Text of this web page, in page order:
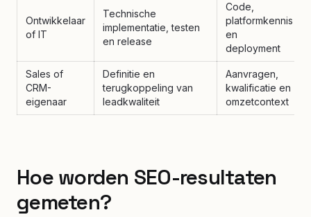
Ontwikkelaar
of IT
Technische
implementatie, testen
en release
Code,
platformkennis
en
deployment
Sales of
CRM-
eigenaar
Definitie en
terugkoppeling van
leadkwaliteit
Aanvragen,
kwalificatie en
omzetcontext
Hoe worden SEO-resultaten
gemeten?